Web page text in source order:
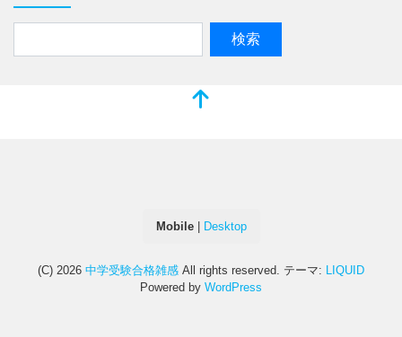
Mobile| Desktop
(C) 2026 中学受験合格雑感 All rights reserved. テーマ: LIQUID
Powered by WordPress